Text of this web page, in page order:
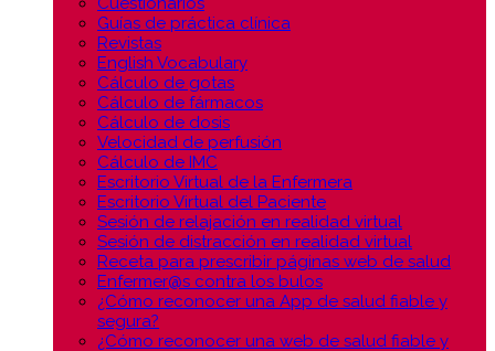
Guías de práctica clínica
Revistas
English Vocabulary
Cálculo de gotas
Cálculo de fármacos
Cálculo de dosis
Velocidad de perfusión
Cálculo de IMC
Escritorio Virtual de la Enfermera
Escritorio Virtual del Paciente
Sesión de relajación en realidad virtual
Sesión de distracción en realidad virtual
Receta para prescribir páginas web de salud
Enfermer@s contra los bulos
¿Cómo reconocer una App de salud fiable y
segura?
¿Cómo reconocer una web de salud fiable y